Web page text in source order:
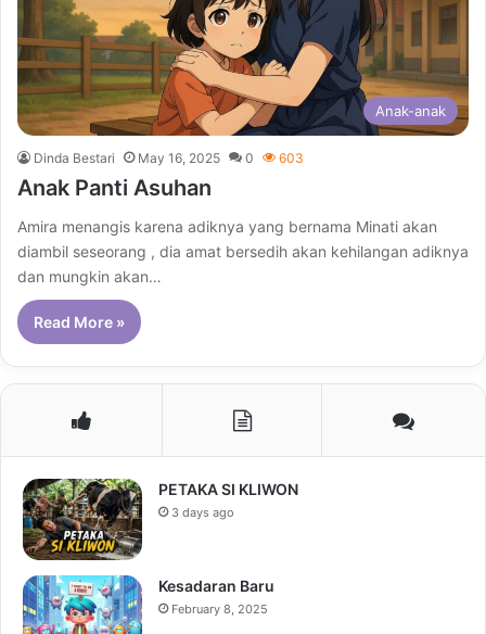
Anak-anak
Dinda Bestari May 16, 2025 0 603
Anak Panti Asuhan
Amira menangis karena adiknya yang bernama Minati akan
diambil seseorang , dia amat bersedih akan kehilangan adiknya
dan mungkin akan…
Read More »
PETAKA SI KLIWON
3 days ago
Kesadaran Baru
February 8, 2025